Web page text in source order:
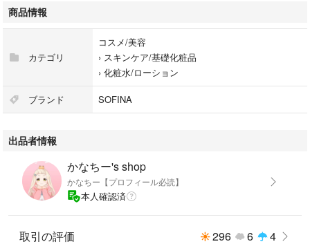
#ソフィーナiP
#コスメ/美容
#スキンケア/基礎化粧品
商品情報
カテゴリ
コスメ/美容
› スキンケア/基礎化粧品
› 化粧水/ローション
ブランド SOFINA
出品者情報
かなちー's shop
かなちー【プロフィール必読】
本人確認済
取引の評価 296 6 4